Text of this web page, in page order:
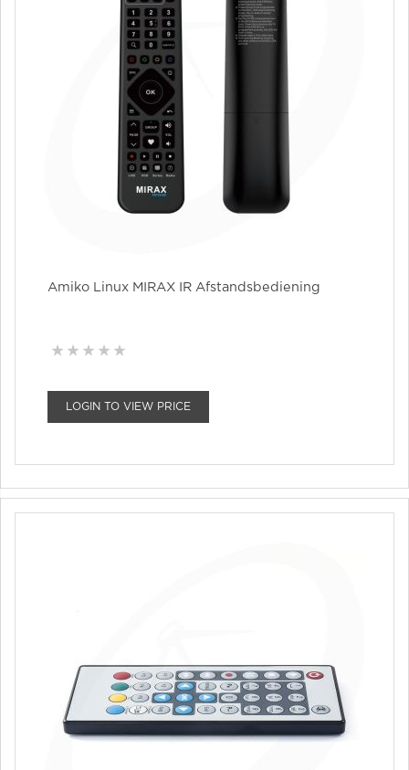
Amiko Linux MIRAX IR Afstandsbediening
LOGIN TO VIEW PRICE